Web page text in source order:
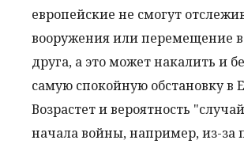
европейские не смогут
вооружения или перемещение
друга, а это может накалить и
самую спокойную обстановку в
Возрастет и вероятность
начала войны, например, из-за